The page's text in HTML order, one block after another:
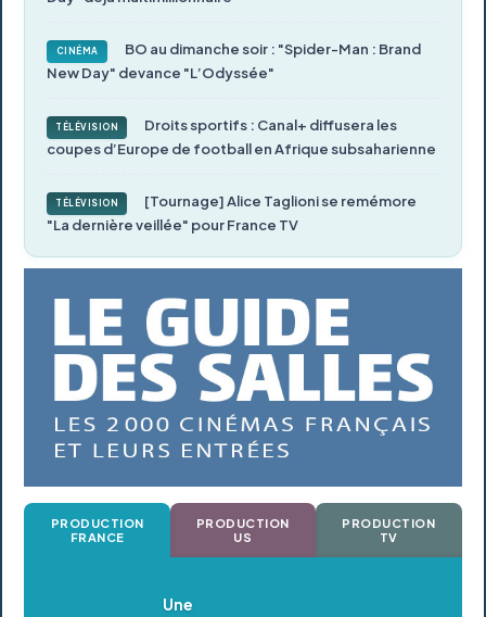
CINÉMA
BO au dimanche soir : "Spider-Man : Brand
New Day" devance "L’Odyssée"
TÉLÉVISION
Droits sportifs : Canal+ diffusera les
coupes d’Europe de football en Afrique subsaharienne
TÉLÉVISION
[Tournage] Alice Taglioni se remémore
"La dernière veillée" pour France TV
PRODUCTION
FRANCE
PRODUCTION
US
PRODUCTION
TV
Oldeupe